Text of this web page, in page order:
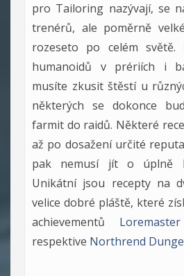
pro Tailoring nazývají, se
trenérů, ale poměrně
rozeseto po celém
humanoidů v prériích i
musíte zkusit štěstí u
některých se dokonce
farmit do raidů. Některé
až po dosažení určité
pak nemusí jít o úplně
Unikátní jsou recepty na
velice dobré pláště, které
achievementů
respektive Northrend